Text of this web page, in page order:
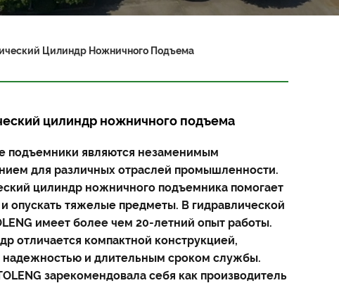
Цилиндр Ножничного Подъема
цилиндр ножничного подъема
подъемники являются незаменимым
для различных отраслей промышленности.
цилиндр ножничного подъемника помогает
опускать тяжелые предметы. В гидравлической
имеет более чем 20-летний опыт работы.
отличается компактной конструкцией,
надежностью и длительным сроком службы.
зарекомендовала себя как производитель